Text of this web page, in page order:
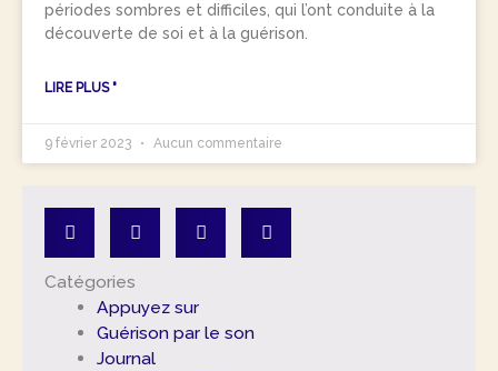
périodes sombres et difficiles, qui l’ont conduite à la
découverte de soi et à la guérison.
LIRE PLUS "
9 février 2023 Aucun commentaire
Catégories
Appuyez sur
Guérison par le son
Journal